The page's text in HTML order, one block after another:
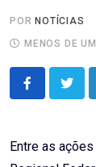
POR NOTÍCIAS
MENOS DE
Entre as